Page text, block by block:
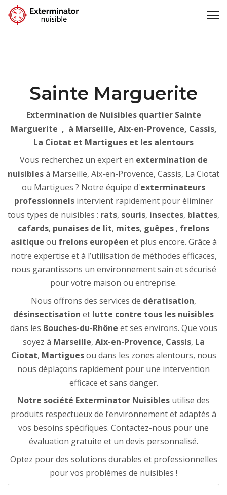
Sainte Marguerite
Extermination de Nuisibles quartier Sainte
Marguerite , à Marseille, Aix-en-Provence, Cassis,
La Ciotat et Martigues et les alentours
Vous recherchez un expert en extermination de
nuisiblesà Marseille, Aix-en-Provence, Cassis, La Ciotat
ou Martigues ? Notre équipe d'exterminateurs
professionnelsintervient rapidement pour éliminer
tous types de nuisibles : rats, souris, insectes, blattes,
cafards, punaises de lit, mites, guêpes , frelons
asitique ou frelons européen et plus encore. Grâce à
notre expertise et à l’utilisation de méthodes efficaces,
nous garantissons un environnement sain et sécurisé
pour votre maison ou entreprise.
Nous offrons des services de dératisation,
désinsectisation et lutte contre tous les nuisibles
dans les Bouches-du-Rhône et ses environs. Que vous
soyez à Marseille, Aix-en-Provence, Cassis, La
Ciotat, Martiguesou dans les zones alentours, nous
nous déplaçons rapidement pour une intervention
efficace et sans danger.
Notre société Exterminator Nuisibles utilise des
produits respectueux de l’environnement et adaptés à
vos besoins spécifiques. Contactez-nous pour une
évaluation gratuite et un devis personnalisé.
Optez pour des solutions durables et professionnelles
pour vos problèmes de nuisibles !